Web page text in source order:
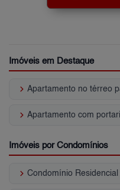
Imóveis em Destaque
keyboard_arrow_right
keyboard_arrow_right
Imóveis por Condomínios
keyboard_arrow_right